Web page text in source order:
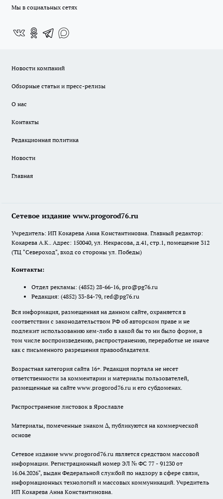
Мы в социальных сетях
Новости компаний
Обзорные статьи и пресс-релизы
О нас
Контакты
Редакционная политика
Новости
Главная
Сетевое издание www.progorod76.ru
Учредитель: ИП Кокарева Анна Константиновна. Главный редактор:
Кокарева А.К.. Адрес: 150040, ул. Некрасова, д.41, стр.1, помещение 312
(ТЦ "Североход", вход со стороны ул. Победы)
Контакты:
Отдел рекламы: (4852) 28-66-16, pro@pg76.ru
Редакция: (4852) 33-84-79, red@pg76.ru
Вся информация, размещенная на данном сайте, охраняется в
соответствии с законодательством РФ об авторском праве и не
подлежит использованию кем-либо в какой бы то ни было форме, в
том числе воспроизведению, распространению, переработке не иначе
как с письменного разрешения правообладателя.
Возрастная категория сайта 16+. Редакция портала не несет
ответственности за комментарии и материалы пользователей,
размещенные на сайте www.progorod76.ru и его субдоменах.
Распространение листовок в Ярославле
Материалы, помеченные знаком ∆, публикуются на коммерческой
основе
Сетевое издание www.progorod76.ru является средством массовой
информации. Регистрационный номер ЭЛ № ФС 77 - 91230 от
16.04.2026", выдан Федеральной службой по надзору в сфере связи,
информационных технологий и массовых коммуникаций. Учредитель
ИП Кокарева Анна Константиновна.